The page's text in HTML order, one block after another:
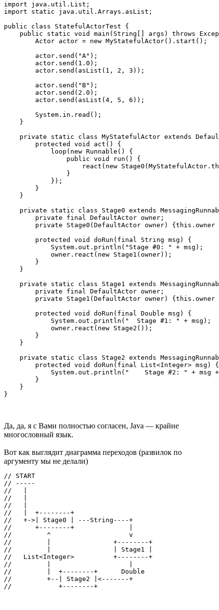
import java.util.List;
import static java.util.Arrays.asList;
public class StatefulActorTest {
public static void main(String[] args) throws
        Actor actor = new MyStatefulActor().start();
        actor.send("A");
        actor.send(1.0);
        actor.send(asList(1, 2, 3));
        actor.send("B");
        actor.send(2.0);
        actor.send(asList(4, 5, 6));
        System.in.read();
    }
private static class MyStatefulActor extends
        protected void act() {
            loop(new Runnable() {
                public void run() {
react(new
                }
            });
        }
    }
private static class Stage0 extends
        private final DefaultActor owner;
private Stage0(DefaultActor owner) {this.owner
        protected void doRun(final String msg) {
            System.out.println("Stage #0: " + msg);
            owner.react(new Stage1(owner));
        }
    }
private static class Stage1 extends
        private final DefaultActor owner;
private Stage1(DefaultActor owner) {this.owner
        protected void doRun(final Double msg) {
            System.out.println("  Stage #1: " + msg);
            owner.react(new Stage2());
        }
    }
private static class Stage2 extends
        protected void doRun(final List<Integer> msg) {
System.out.println("    Stage #2: " + msg
        }
    }
Да, да, я с Вами полностью согласен, Java — крайне
многословный язык.
Вот как выглядит диаграмма переходов (развилок по
аргументу мы не делали)
// START
// -----
//   |
//   |
//   |
//   |  +--------+
//   +->| Stage0 | ---String----+
//      +--------+              |
//         ^                    v
//         |                +--------+
//         |                | Stage1 |
//   List<Integer>          +--------+
//         |                    |
//         |  +--------+      Double
//         +--| Stage2 |<-------+